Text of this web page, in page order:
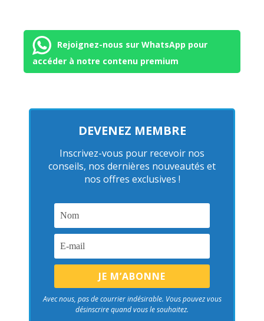
Rejoignez-nous sur WhatsApp pour
accéder à notre contenu premium
DEVENEZ MEMBRE
Inscrivez-vous pour recevoir nos
conseils, nos dernières nouveautés et
nos offres exclusives !
Avec nous, pas de courrier indésirable. Vous pouvez vous
désinscrire quand vous le souhaitez.